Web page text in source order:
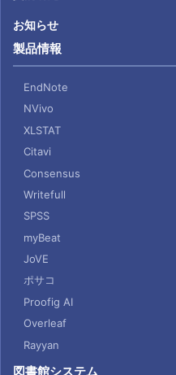
お知らせ
製品情報
EndNote
NVivo
XLSTAT
Citavi
Consensus
Writefull
SPSS
myBeat
JoVE
ポサコ
Proofig AI
Overleaf
Rayyan
図書館システム